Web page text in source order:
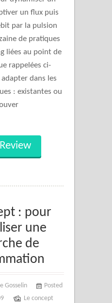
un flux puis
par la pulsion
de pratiques
liées au point de
rappelées ci-
dans les
: existantes ou
: pour
une
de
Gosselin
Posted
Le concept